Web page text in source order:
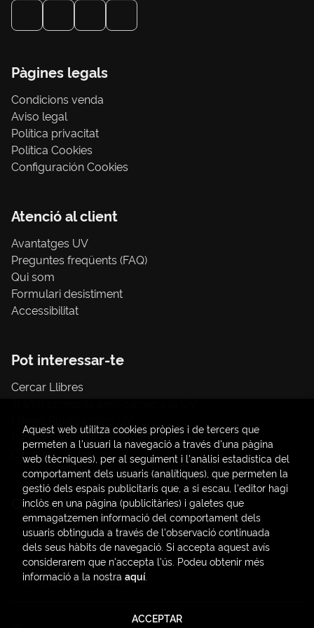
Pàgines legals
Condicions venda
Aviso legal
Política privacitat
Política Cookies
Configuración Cookies
Atenció al client
Avantatges UV
Preguntes freqüents (FAQ)
Qui som
Formulari desistiment
Accessibilitat
Pot interessar-te
Cercar Llibres
Papereria / material d'oficina
Consum Sostenible
Contacte
C/ Amadeo de Saboya, 4
(+34) 963828968
latendauv@fundacio.es
Formulari de contacte
Aquest web utilitza cookies pròpies i de tercers que
permeten a l'usuari la navegació a través d'una pàgina
web (tècniques), per al seguiment i l'anàlisi estadística del
comportament dels usuaris (analítiques), que permeten la
gestió dels espais publicitaris que, a si escau, l'editor hagi
inclòs en una pàgina (publicitàries) i galetes que
emmagatzemen informació del comportament dels
usuaris obtinguda a través de l'observació continuada
dels seus hàbits de navegació. Si accepta aquest avís
considerarem que n'accepta l'ús. Podeu obtenir més
informació a la nostra aquí.
ACCEPTAR